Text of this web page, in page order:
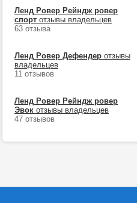
Ленд Ровер Рейндж ровер
спорт отзывы владельцев
63 отзыва
Ленд Ровер Дефендер отзывы
владельцев
11 отзывов
Ленд Ровер Рейндж ровер
Эвок отзывы владельцев
47 отзывов